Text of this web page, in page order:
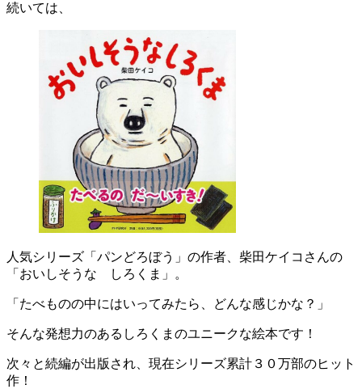
続いては、
人気シリーズ「パンどろぼう」の作者、柴田ケイコさんの
「おいしそうな しろくま」。
「たべものの中にはいってみたら、どんな感じかな？」
そんな発想力のあるしろくまのユニークな絵本です！
次々と続編が出版され、現在シリーズ累計３０万部のヒット
作！